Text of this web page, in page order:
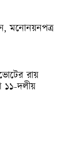
মনোনয়নপত্র
রায়
১১-দলীয়